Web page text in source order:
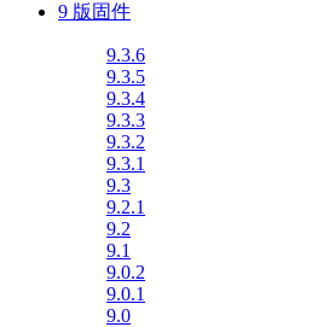
9 版固件
9.3.6
9.3.5
9.3.4
9.3.3
9.3.2
9.3.1
9.3
9.2.1
9.2
9.1
9.0.2
9.0.1
9.0